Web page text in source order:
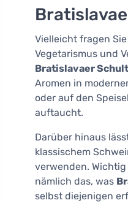
Vielleicht fragen
Vegetarismus und
Bratislavaer
Aromen in
oder auf den
auftaucht.
Darüber hinaus
klassischem
verwenden.
nämlich das, was
selbst diejenigen